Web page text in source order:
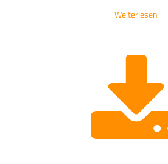
Weiterlesen